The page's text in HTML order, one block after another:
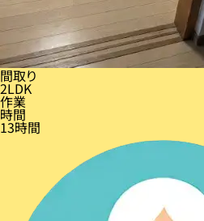
間取り
2LDK
作業
時間
13時間